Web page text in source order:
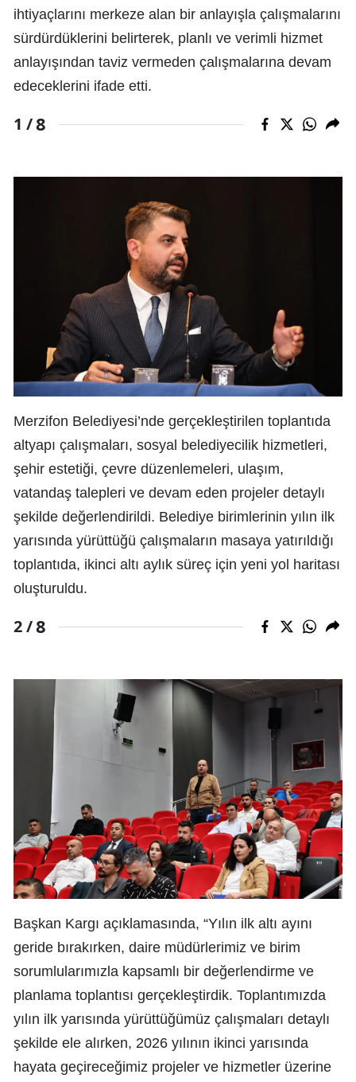
ihtiyaçlarını merkeze alan bir anlayışla çalışmalarını
sürdürdüklerini belirterek, planlı ve verimli hizmet
anlayışından taviz vermeden çalışmalarına devam
edeceklerini ifade etti.
1 /8
Merzifon Belediyesi’nde gerçekleştirilen toplantıda
altyapı çalışmaları, sosyal belediyecilik hizmetleri,
şehir estetiği, çevre düzenlemeleri, ulaşım,
vatandaş talepleri ve devam eden projeler detaylı
şekilde değerlendirildi. Belediye birimlerinin yılın ilk
yarısında yürüttüğü çalışmaların masaya yatırıldığı
toplantıda, ikinci altı aylık süreç için yeni yol haritası
oluşturuldu.
2 /8
Başkan Kargı açıklamasında, “Yılın ilk altı ayını
geride bırakırken, daire müdürlerimiz ve birim
sorumlularımızla kapsamlı bir değerlendirme ve
planlama toplantısı gerçekleştirdik. Toplantımızda
yılın ilk yarısında yürüttüğümüz çalışmaları detaylı
şekilde ele alırken, 2026 yılının ikinci yarısında
hayata geçireceğimiz projeler ve hizmetler üzerine